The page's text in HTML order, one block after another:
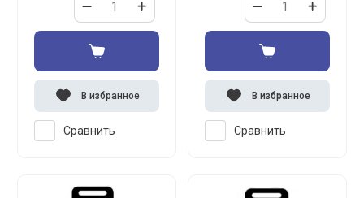
Сравнить
В избранное
Сравнить
В избранное